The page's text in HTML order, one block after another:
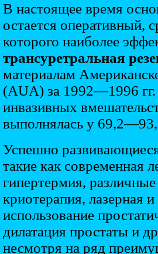
В настоящее время
остается оперативный,
которого наиболее
трансуретральная
материалам
(AUA) за 1992—1996 гг.
инвазивных
выполнялась у
Успешно
такие как современная
гипертермия,
криотерапия, лазерная
использование
дилатация простаты и
несмотря на ряд